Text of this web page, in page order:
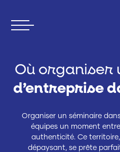
to
Où organiser
d’entreprise
Organiser un séminaire
équipes un moment
authenticité. Ce
dépaysant, se prête